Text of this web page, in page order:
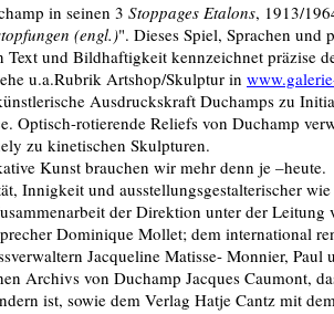
in seinen 3 Stoppages Etalons, 1913/
(engl.)". Dieses Spiel, Sprachen und
Text und Bildhaftigkeit kennzeichnet präzise
u.a.Rubrik Artshop/Skulptur in
Ausdruckskraft Duchamps zu
Optisch-rotierende Reliefs von Duchamp
zu kinetischen Skulpturen.
Kunst brauchen wir mehr denn je –heute.
Innigkeit und ausstellungsgestalterischer
der Direktion unter der Leitung
Dominique Mollet; dem international
Jacqueline Matisse- Monnier, Paul
Archivs von Duchamp Jacques Caumont,
ist, sowie dem Verlag Hatje Cantz mit